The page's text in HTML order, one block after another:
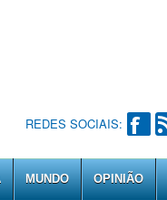
REDES SOCIAIS:
MUNDO OPINIÃO